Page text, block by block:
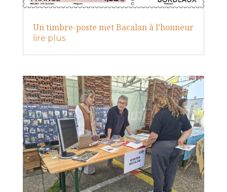
Un timbre-poste met Bacalan à l’honneur
lire plus